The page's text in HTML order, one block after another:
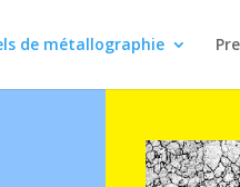
de métallographie